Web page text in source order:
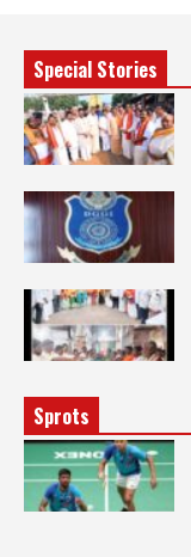
Special Stories
Sprots